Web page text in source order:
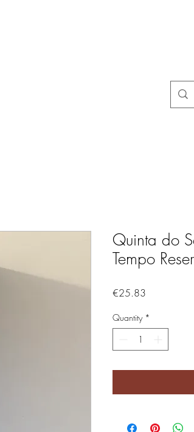
Quinta do
Tempo
€25.83
Quantity *